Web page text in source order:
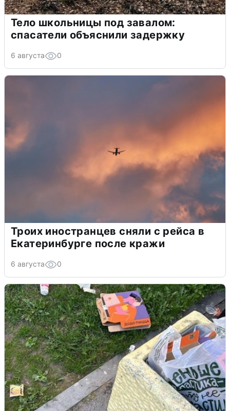
Тело школьницы под завалом:
спасатели объяснили задержку
6 августа 0
Троих иностранцев сняли с рейса в
Екатеринбурге после кражи
6 августа 0